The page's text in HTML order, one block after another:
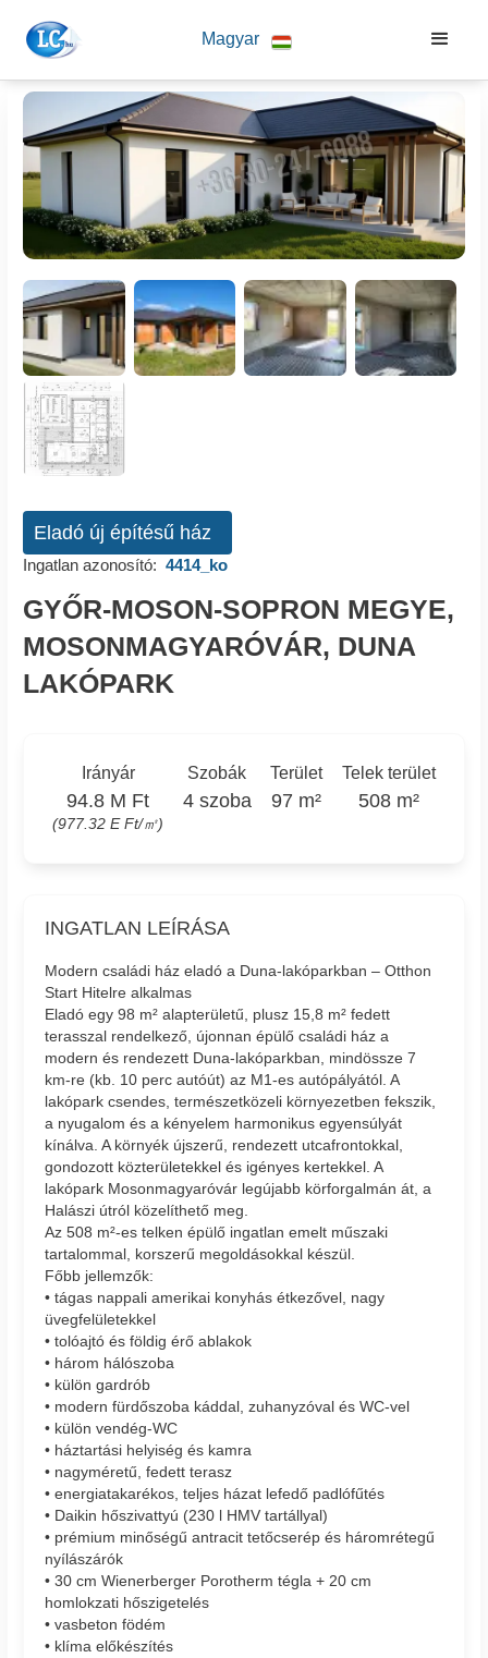
Magyar
Eladó új építésű ház
Ingatlan azonosító: 4414_ko
GYŐR-MOSON-SOPRON MEGYE,
MOSONMAGYARÓVÁR, DUNA
LAKÓPARK
Irányár
94.8 M Ft
(977.32 E Ft/㎡)
Szobák
4 szoba
Terület
97 m²
Telek terület
508 m²
INGATLAN LEÍRÁSA
Modern családi ház eladó a Duna-lakóparkban – Otthon
Start Hitelre alkalmas
Eladó egy 98 m² alapterületű, plusz 15,8 m² fedett
terasszal rendelkező, újonnan épülő családi ház a
modern és rendezett Duna-lakóparkban, mindössze 7
km-re (kb. 10 perc autóút) az M1-es autópályától. A
lakópark csendes, természetközeli környezetben fekszik,
a nyugalom és a kényelem harmonikus egyensúlyát
kínálva. A környék újszerű, rendezett utcafrontokkal,
gondozott közterületekkel és igényes kertekkel. A
lakópark Mosonmagyaróvár legújabb körforgalmán át, a
Halászi útról közelíthető meg.
Az 508 m²-es telken épülő ingatlan emelt műszaki
tartalommal, korszerű megoldásokkal készül.
Főbb jellemzők:
• tágas nappali amerikai konyhás étkezővel, nagy
üvegfelületekkel
• tolóajtó és földig érő ablakok
• három hálószoba
• külön gardrób
• modern fürdőszoba káddal, zuhanyzóval és WC-vel
• külön vendég-WC
• háztartási helyiség és kamra
• nagyméretű, fedett terasz
• energiatakarékos, teljes házat lefedő padlófűtés
• Daikin hőszivattyú (230 l HMV tartállyal)
• prémium minőségű antracit tetőcserép és háromrétegű
nyílászárók
• 30 cm Wienerberger Porotherm tégla + 20 cm
homlokzati hőszigetelés
• vasbeton födém
• klíma előkészítés